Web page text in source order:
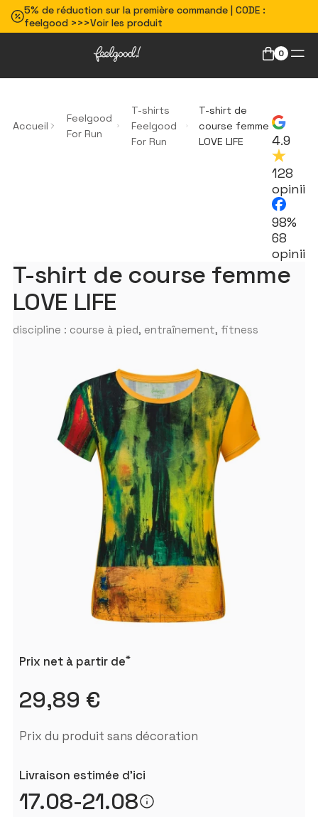
5% de réduction sur la première commande | CODE :
feelgood >>>Voir les produit
0
Accueil
Feelgood
For Run
T-shirts
Feelgood
For Run
T-shirt de
course femme
LOVE LIFE
4.9
128
opinii
98%
68
opinii
T-shirt de course femme
LOVE LIFE
discipline : course à pied, entraînement, fitness
Prix ​​net à partir de*
29,89 €
Prix ​​du produit sans décoration
Livraison estimée d'ici
17.08-21.08